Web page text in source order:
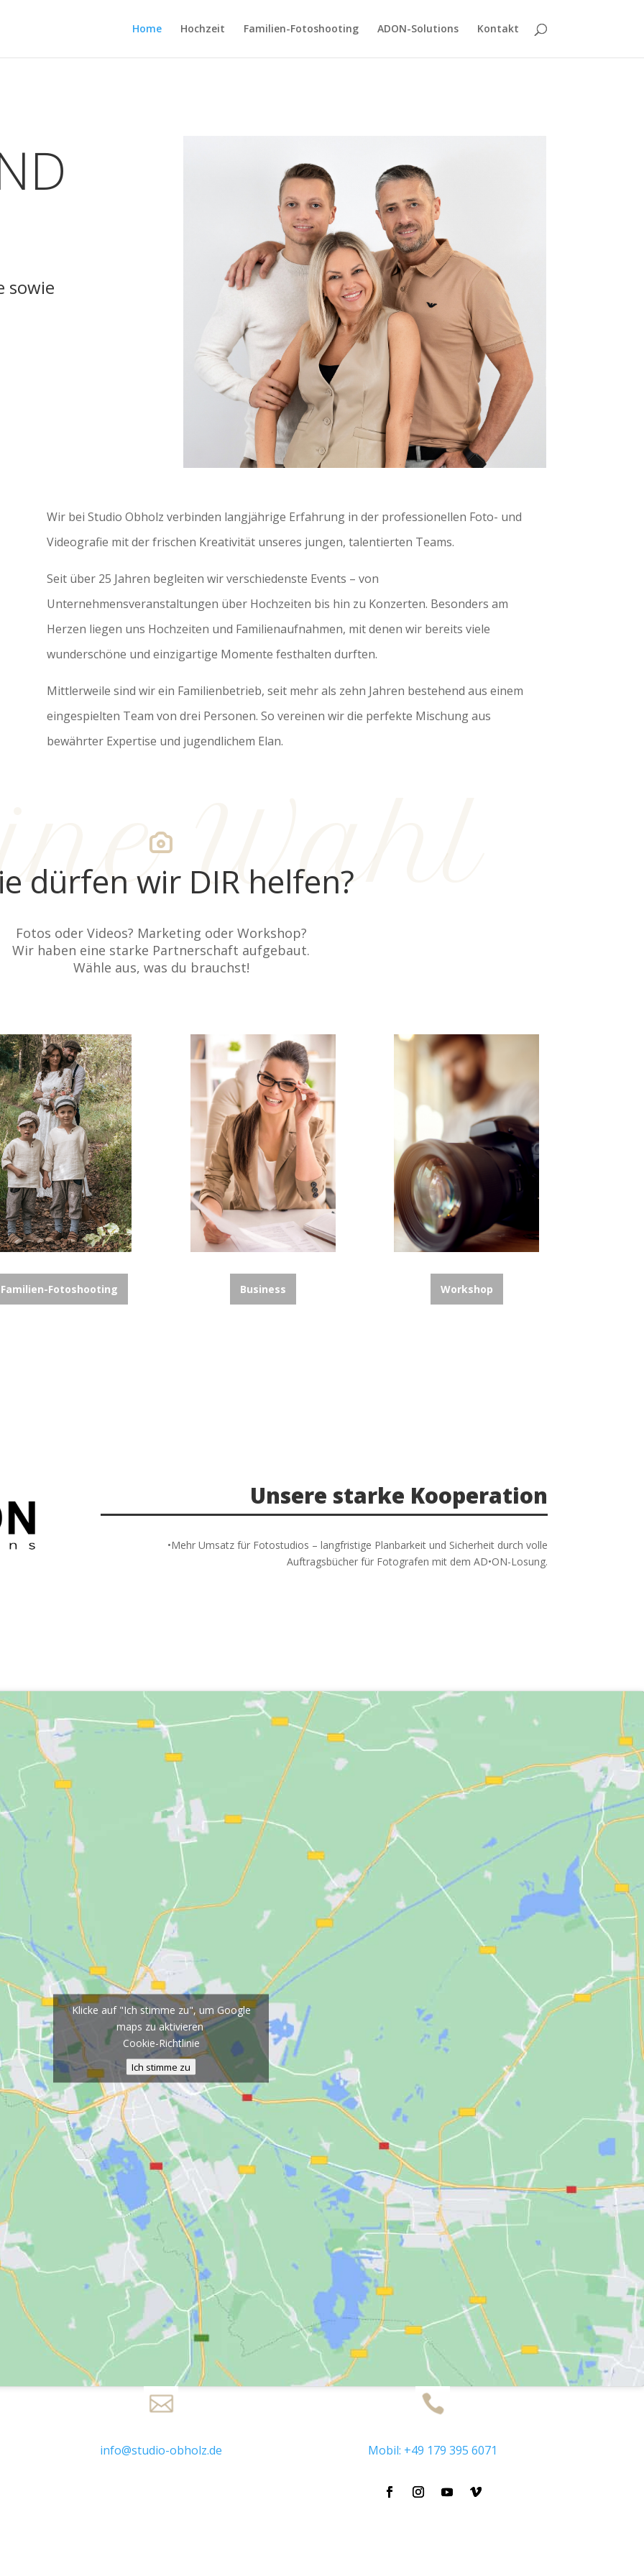
Home Hochzeit Familien-Fotoshooting ADON-Solutions Kontakt
sowie
Wir bei Studio Obholz verbinden langjährige Erfahrung in der professionellen Foto- und
Videografie mit der frischen Kreativität unseres jungen, talentierten Teams.
Seit über 25 Jahren begleiten wir verschiedenste Events – von
Unternehmensveranstaltungen über Hochzeiten bis hin zu Konzerten. Besonders am
Herzen liegen uns Hochzeiten und Familienaufnahmen, mit denen wir bereits viele
wunderschöne und einzigartige Momente festhalten durften.
Mittlerweile sind wir ein Familienbetrieb, seit mehr als zehn Jahren bestehend aus einem
eingespielten Team von drei Personen. So vereinen wir die perfekte Mischung aus
bewährter Expertise und jugendlichem Elan.
Wahl
dürfen wir DIR helfen?
Fotos oder Videos? Marketing oder Workshop?
Wir haben eine starke Partnerschaft aufgebaut.
Wähle aus, was du brauchst!
Familien-Fotoshooting Business Workshop
Unsere starke Kooperation
•Mehr Umsatz für Fotostudios – langfristige Planbarkeit und Sicherheit durch volle
Auftragsbücher für Fotografen mit dem AD•ON-Losung.
Klicke auf "Ich stimme zu", um Google
maps zu aktivieren
Cookie-Richtlinie
Ich stimme zu
info@studio-obholz.de Mobil: +49 179 395 6071